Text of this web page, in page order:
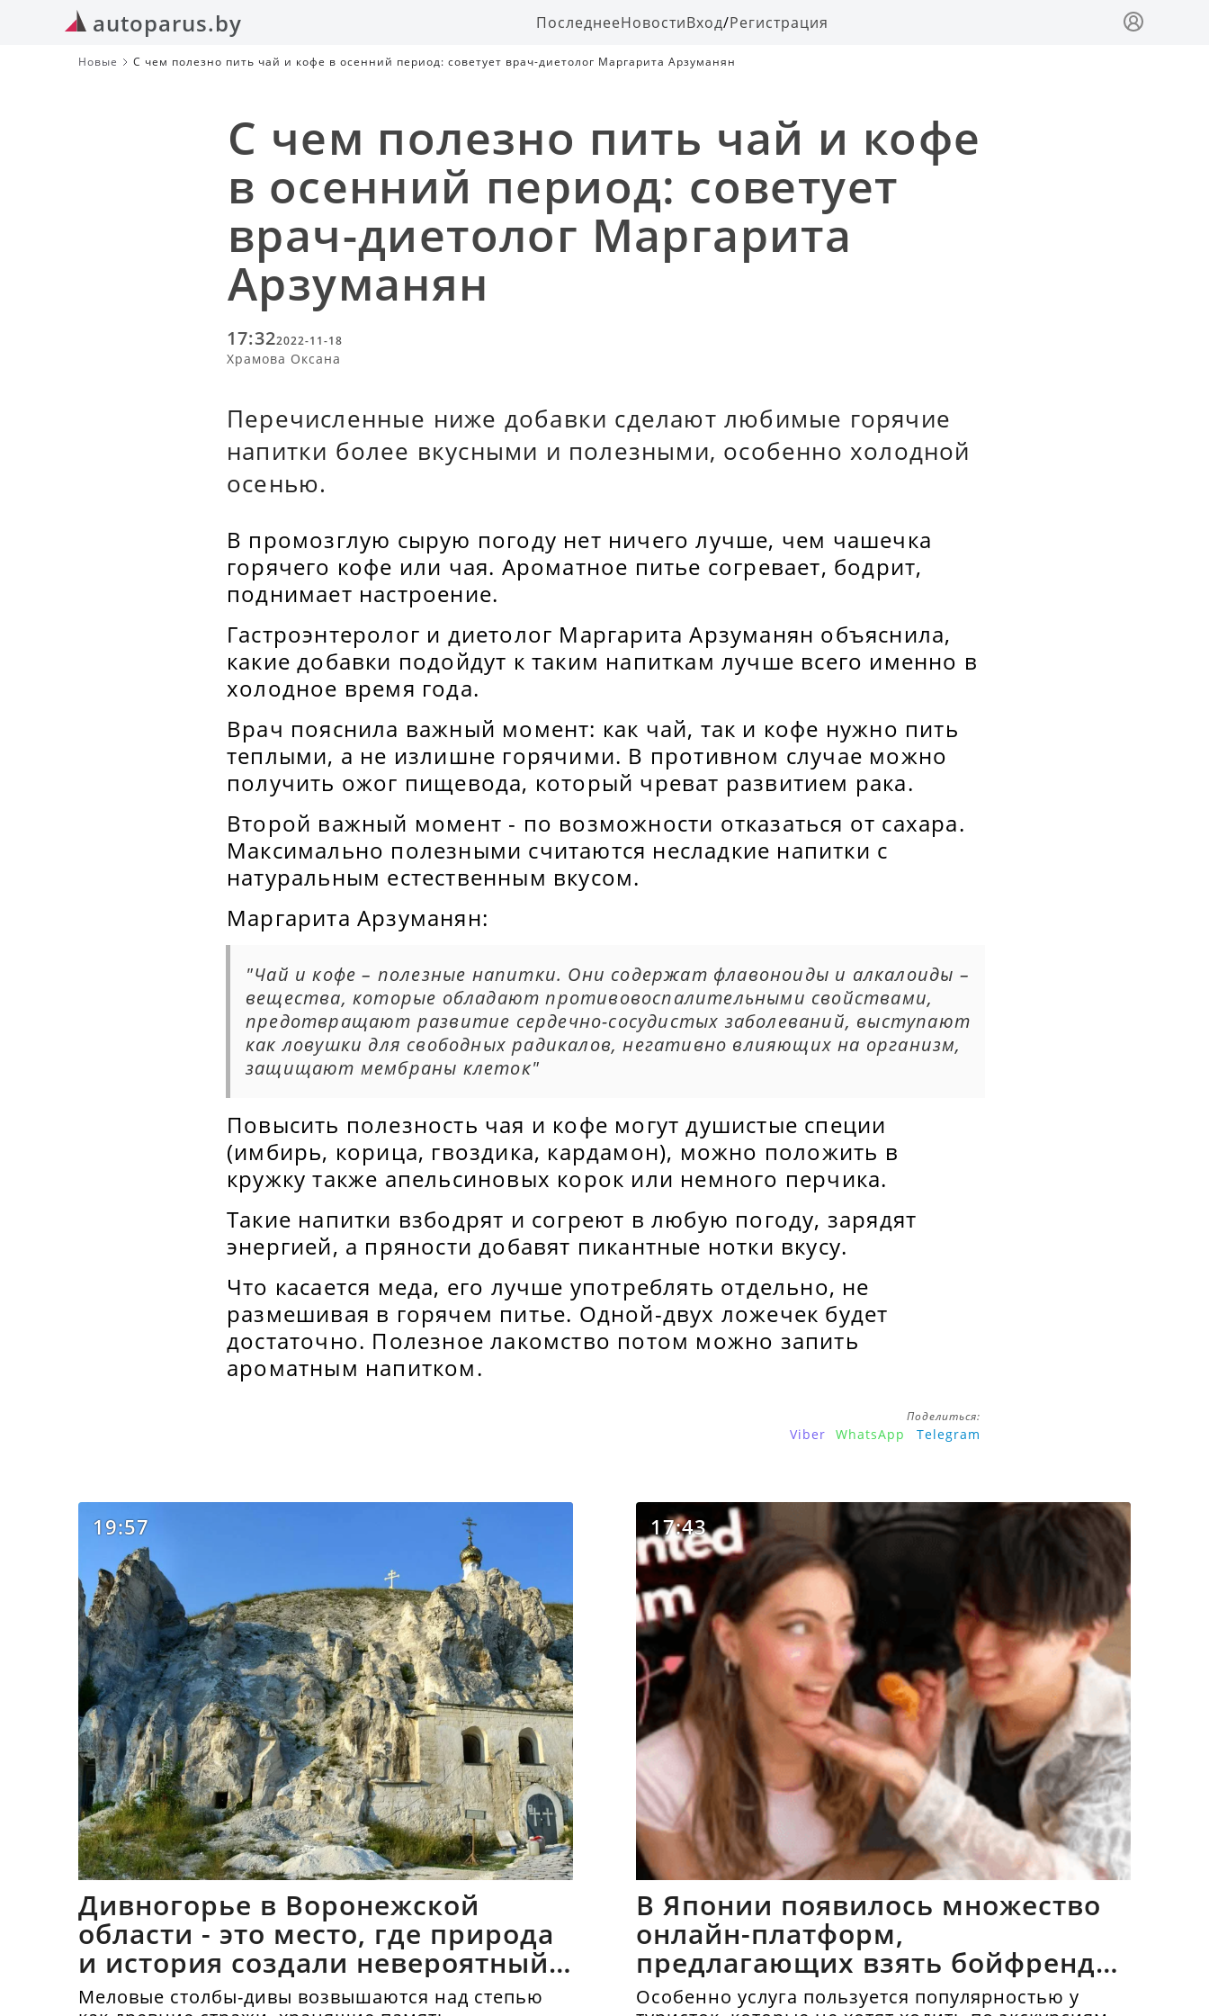
autoparus.by ПоследнееНовостиВход/Регистрация
Новые С чем полезно пить чай и кофе в осенний период: советует врач-диетолог Маргарита Арзуманян
С чем полезно пить чай и кофе
в осенний период: советует
врач-диетолог Маргарита
Арзуманян
17:322022-11-18
Храмова Оксана
Перечисленные ниже добавки сделают любимые горячие
напитки более вкусными и полезными, особенно холодной
осенью.
В промозглую сырую погоду нет ничего лучше, чем чашечка
горячего кофе или чая. Ароматное питье согревает, бодрит,
поднимает настроение.
Гастроэнтеролог и диетолог Маргарита Арзуманян объяснила,
какие добавки подойдут к таким напиткам лучше всего именно в
холодное время года.
Врач пояснила важный момент: как чай, так и кофе нужно пить
теплыми, а не излишне горячими. В противном случае можно
получить ожог пищевода, который чреват развитием рака.
Второй важный момент - по возможности отказаться от сахара.
Максимально полезными считаются несладкие напитки с
натуральным естественным вкусом.
Маргарита Арзуманян:
"Чай и кофе – полезные напитки. Они содержат флавоноиды и алкалоиды –
вещества, которые обладают противовоспалительными свойствами,
предотвращают развитие сердечно-сосудистых заболеваний, выступают
как ловушки для свободных радикалов, негативно влияющих на организм,
защищают мембраны клеток"
Повысить полезность чая и кофе могут душистые специи
(имбирь, корица, гвоздика, кардамон), можно положить в
кружку также апельсиновых корок или немного перчика.
Такие напитки взбодрят и согреют в любую погоду, зарядят
энергией, а пряности добавят пикантные нотки вкусу.
Что касается меда, его лучше употреблять отдельно, не
размешивая в горячем питье. Одной-двух ложечек будет
достаточно. Полезное лакомство потом можно запить
ароматным напитком.
Поделиться:
Viber WhatsApp Telegram
19:57
Дивногорье в Воронежской
области - это место, где природа
и история создали невероятный
синтез
Меловые столбы-дивы возвышаются над степью
17:43
В Японии появилось множество
онлайн-платформ,
предлагающих взять бойфрендов
напрокат
Особенно услуга пользуется популярностью у